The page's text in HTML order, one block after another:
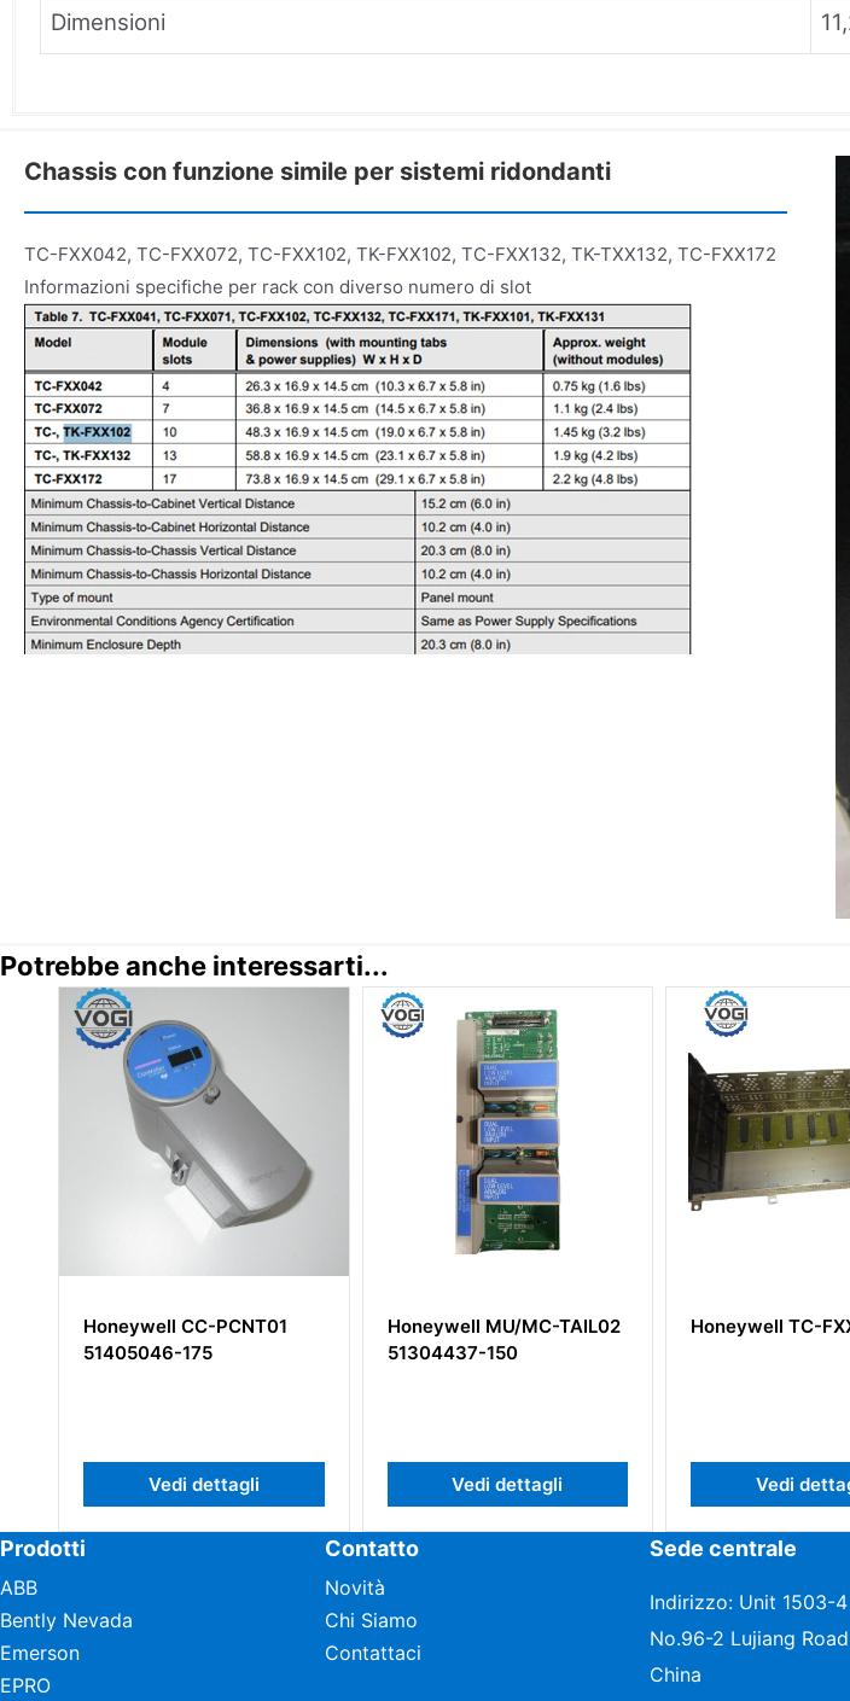
Dimensioni
Chassis con funzione simile per sistemi ridondanti
TC-FXX042, TC-FXX072, TC-FXX102, TK-FXX102, TC-FXX132, TK-TXX132, TC-FXX172
Informazioni specifiche per rack con diverso numero di slot
Potrebbe anche interessarti...
Honeywell MU/MC-TAIL02
51304437-150
Vedi dettagli
Honeywell TC-FXX132
Vedi dettagli
Prodotti
ABB
Bently Nevada
Emerson
EPRO
Contatto
Novità
Chi Siamo
Contattaci
Sede centrale
Indirizzo: Unit 1503-
No.96-2 Lujiang
China